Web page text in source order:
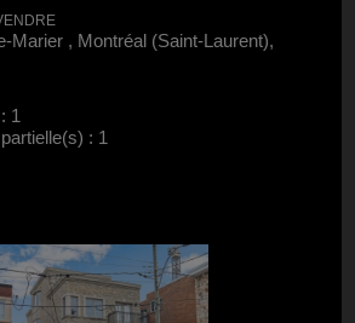
Marier , Montréal (Saint-Laurent),
1
: 1